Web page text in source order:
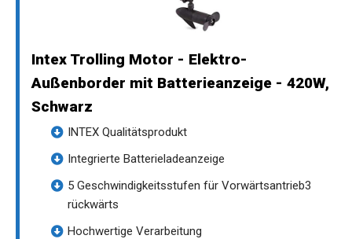
Intex Trolling Motor - Elektro-
Außenborder mit Batterieanzeige - 420W,
Schwarz
INTEX Qualitätsprodukt
Integrierte Batterieladeanzeige
5 Geschwindigkeitsstufen für Vorwärtsantrieb3
rückwärts
Hochwertige Verarbeitung